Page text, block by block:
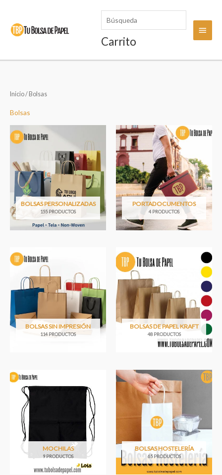
contenido
Menú
Carrito
Inicio/ Bolsas
Bolsas
BOLSAS PERSONALIZADAS
155 PRODUCTOS
PORTADOCUMENTOS
4 PRODUCTOS
BOLSAS SIN IMPRESIÓN
114 PRODUCTOS
BOLSAS DE PAPEL KRAFT
48 PRODUCTOS
MOCHILAS
9 PRODUCTOS
BOLSAS HOSTELERÍA
65 PRODUCTOS